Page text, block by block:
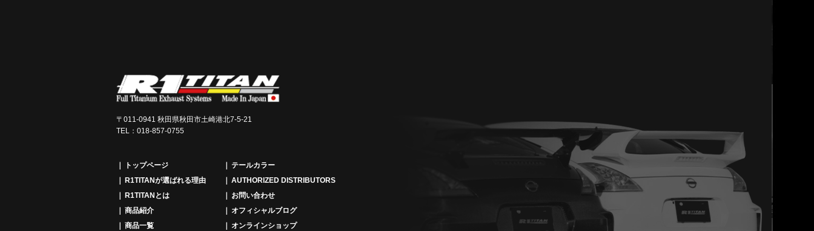
トップページ
R1TITANが選ばれる理由
R1TITANとは
商品紹介
商品一覧
テールカラー
AUTHORIZED DISTRIBUTORS
お問い合わせ
オフィシャルブログ
オンラインショップ
〒011-0941 秋田県秋田市土崎港北7-5-21
TEL：018-857-0755